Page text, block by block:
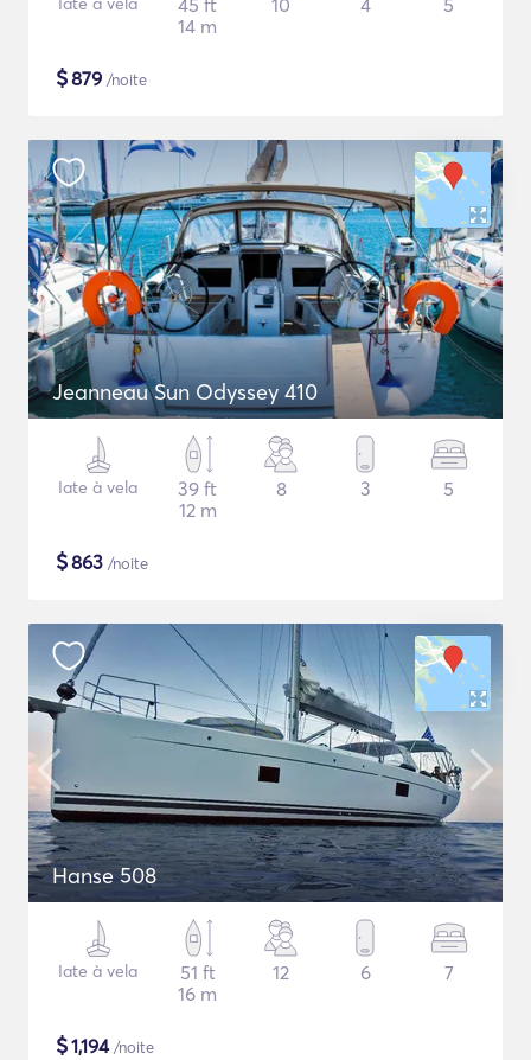
45 ft
14 m
10 4 5
$879 /noite
Jeanneau Sun Odyssey 410
Iate à vela
39 ft
12 m
8 3 5
$863 /noite
Hanse 508
Iate à vela
51 ft
16 m
12 6 7
$1,194/noite